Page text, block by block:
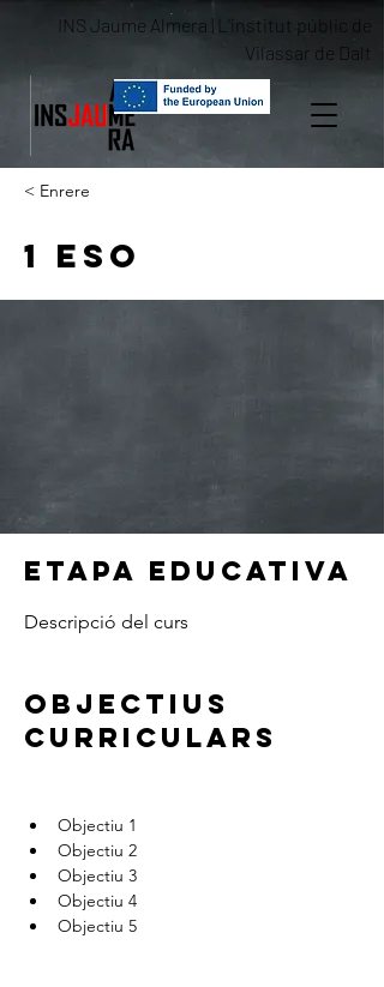
INS Jaume Almera | L'institut públic de
Vilassar de Dalt
< Enrere
1 ESO
ETAPA EDUCATIVA
Descripció del curs
OBJECTIUS
CURRICULARS
Objectiu 1
Objectiu 2
Objectiu 3
Objectiu 4
Objectiu 5